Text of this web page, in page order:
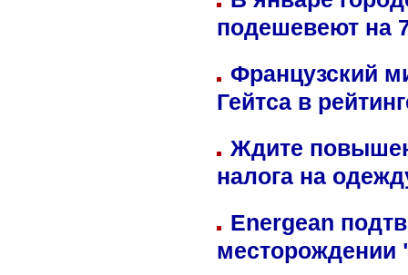
подешевеют на
Французский
Гейтса в
Ждите
налога на
Energean